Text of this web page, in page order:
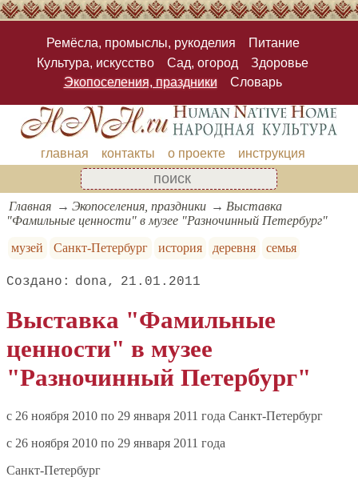
Ремёсла, промыслы, рукоделия
Питание
Культура, искусство
Сад, огород
Здоровье
Экопоселения, праздники
Словарь
главная контакты о проекте инструкция
Главная Экопоселения, праздники
Выставка
"Фамильные ценности" в музее "Разночинный Петербург"
музей
Санкт-Петербург история деревня семья
dona 21.01.2011
Выставка "Фамильные
ценности" в музее
"Разночинный Петербург"
c 26 ноября 2010 по 29 января 2011 года Санкт-Петербург
c 26 ноября 2010 по 29 января 2011 года
Санкт-Петербург